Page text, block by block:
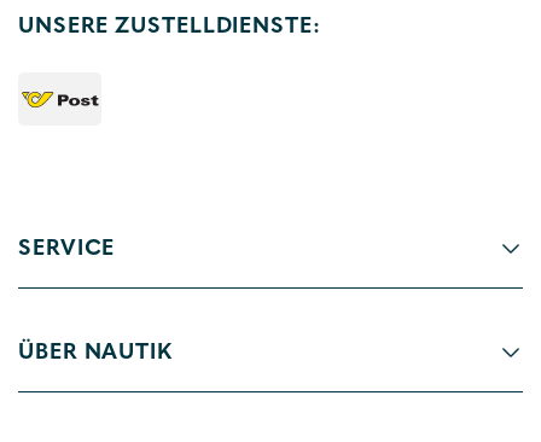
UNSERE ZUSTELLDIENSTE:
SERVICE
ÜBER NAUTIK